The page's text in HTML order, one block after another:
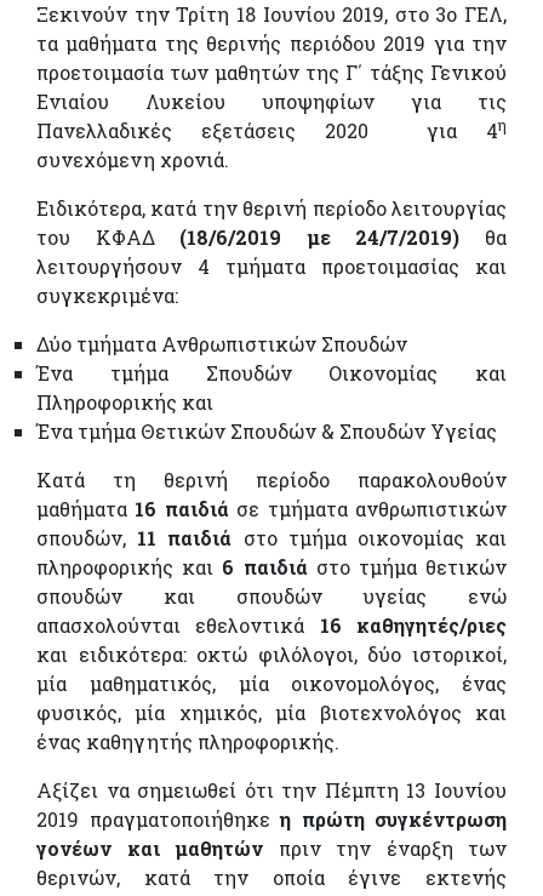
Ξεκινούν την Τρίτη 18 Ιουνίου 2019, στο 3ο ΓΕΛ,
τα μαθήματα της θερινής περιόδου 2019 για την
προετοιμασία των μαθητών της Γ΄ τάξης Γενικού
Ενιαίου Λυκείου υποψηφίων για τις
Πανελλαδικές εξετάσεις 2020 για 4η
συνεχόμενη χρονιά.
Ειδικότερα, κατά την θερινή περίοδο λειτουργίας
του ΚΦΑΔ (18/6/2019 με 24/7/2019) θα
λειτουργήσουν 4 τμήματα προετοιμασίας και
συγκεκριμένα:
Δύο τμήματα Ανθρωπιστικών Σπουδών
Ένα τμήμα Σπουδών Οικονομίας και
Πληροφορικής και
Ένα τμήμα Θετικών Σπουδών & Σπουδών Υγείας
Κατά τη θερινή περίοδο παρακολουθούν
μαθήματα 16 παιδιάσε τμήματα ανθρωπιστικών
σπουδών, 11 παιδιά στο τμήμα οικονομίας και
πληροφορικής και 6 παιδιάστο τμήμα θετικών
σπουδών και σπουδών υγείας ενώ
απασχολούνται εθελοντικά 16 καθηγητές/ριες
και ειδικότερα: οκτώ φιλόλογοι, δύο ιστορικοί,
μία μαθηματικός, μία οικονομολόγος, ένας
φυσικός, μία χημικός, μία βιοτεχνολόγος και
ένας καθηγητής πληροφορικής.
Αξίζει να σημειωθεί ότι την Πέμπτη 13 Ιουνίου
2019 πραγματοποιήθηκεη πρώτη συγκέντρωση
γονέων και μαθητών πριν την έναρξη των
θερινών, κατά την οποία έγινε εκτενής